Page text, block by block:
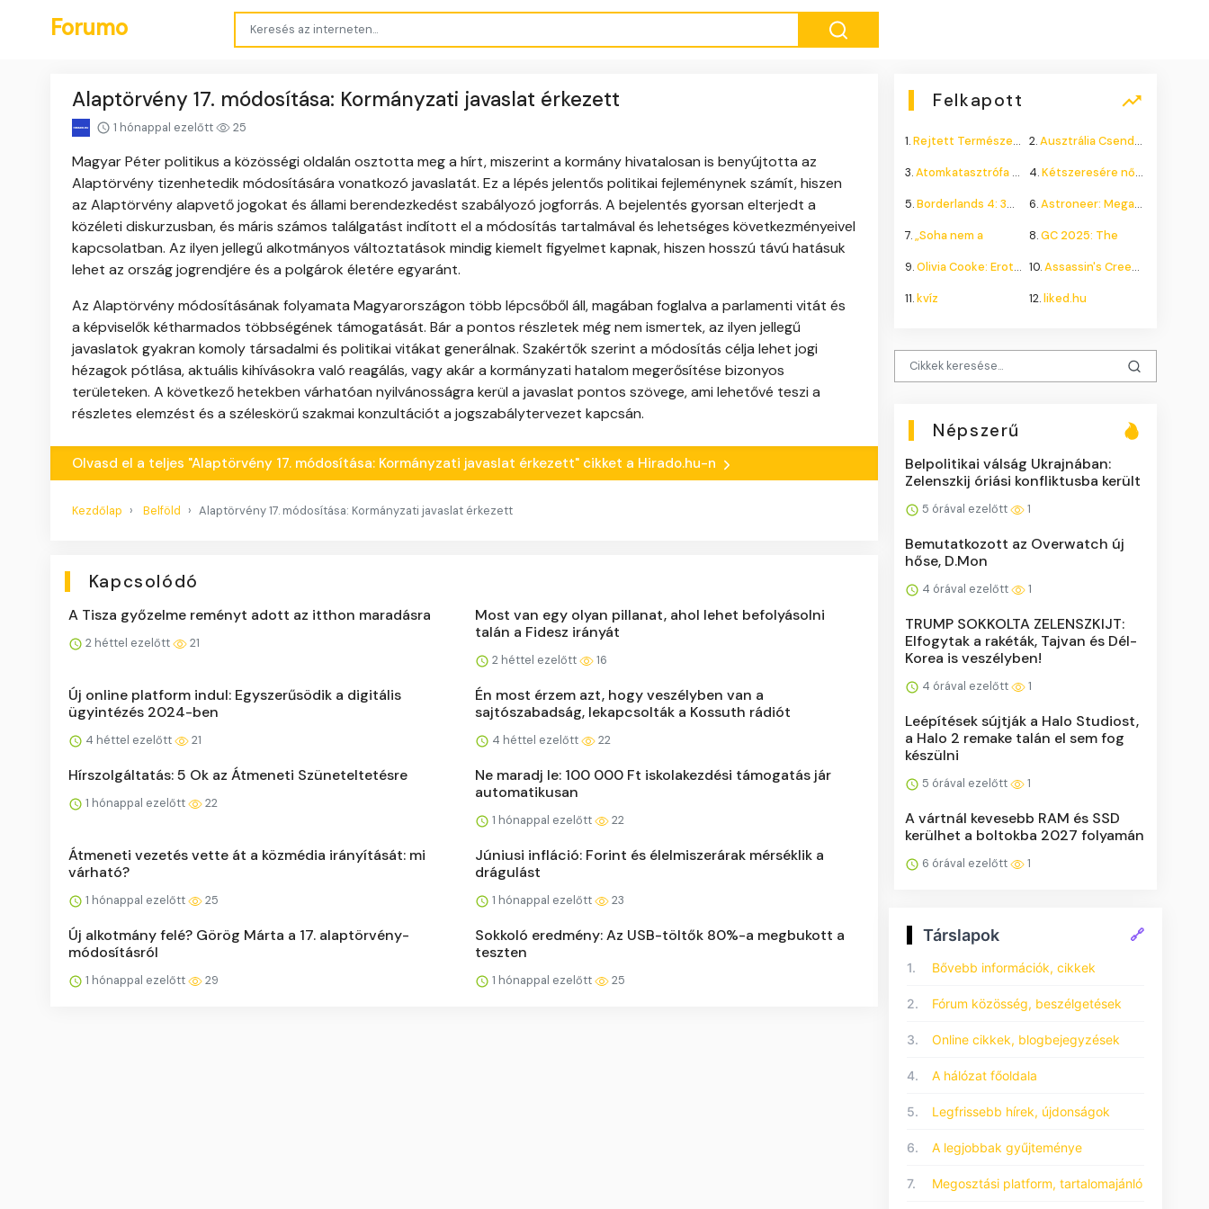
Forumo
Alaptörvény 17. módosítása: Kormányzati javaslat érkezett
1 hónappal ezelőtt 25
Magyar Péter politikus a közösségi oldalán osztotta meg a hírt, miszerint a kormány hivatalosan is benyújtotta az
Alaptörvény tizenhetedik módosítására vonatkozó javaslatát. Ez a lépés jelentős politikai fejleménynek számít, hiszen
az Alaptörvény alapvető jogokat és állami berendezkedést szabályozó jogforrás. A bejelentés gyorsan elterjedt a
közéleti diskurzusban, és máris számos találgatást indított el a módosítás tartalmával és lehetséges következményeivel
kapcsolatban. Az ilyen jellegű alkotmányos változtatások mindig kiemelt figyelmet kapnak, hiszen hosszú távú hatásuk
lehet az ország jogrendjére és a polgárok életére egyaránt.
Az Alaptörvény módosításának folyamata Magyarországon több lépcsőből áll, magában foglalva a parlamenti vitát és
a képviselők kétharmados többségének támogatását. Bár a pontos részletek még nem ismertek, az ilyen jellegű
javaslatok gyakran komoly társadalmi és politikai vitákat generálnak. Szakértők szerint a módosítás célja lehet jogi
hézagok pótlása, aktuális kihívásokra való reagálás, vagy akár a kormányzati hatalom megerősítése bizonyos
területeken. A következő hetekben várhatóan nyilvánosságra kerül a javaslat pontos szövege, ami lehetővé teszi a
részletes elemzést és a széleskörű szakmai konzultációt a jogszabálytervezet kapcsán.
Olvasd el a teljes "Alaptörvény 17. módosítása: Kormányzati javaslat érkezett" cikket a Hirado.hu-n
Kezdőlap Belföld Alaptörvény 17. módosítása: Kormányzati javaslat érkezett
Kapcsolódó
A Tisza győzelme reményt adott az itthon maradásra
2 héttel ezelőtt 21
Most van egy olyan pillanat, ahol lehet befolyásolni
talán a Fidesz irányát
2 héttel ezelőtt 16
Új online platform indul: Egyszerűsödik a digitális
ügyintézés 2024-ben
4 héttel ezelőtt 21
Én most érzem azt, hogy veszélyben van a
sajtószabadság, lekapcsolták a Kossuth rádiót
4 héttel ezelőtt 22
Hírszolgáltatás: 5 Ok az Átmeneti Szüneteltetésre
1 hónappal ezelőtt 22
Ne maradj le: 100 000 Ft iskolakezdési támogatás jár
automatikusan
1 hónappal ezelőtt 22
Átmeneti vezetés vette át a közmédia irányítását: mi
várható?
1 hónappal ezelőtt 25
Júniusi infláció: Forint és élelmiszerárak mérséklik a
drágulást
1 hónappal ezelőtt 23
Új alkotmány felé? Görög Márta a 17. alaptörvény-
módosításról
1 hónappal ezelőtt 29
Sokkoló eredmény: Az USB-töltők 80%-a megbukott a
teszten
1 hónappal ezelőtt 25
Felkapott
1.Rejtett Természeti Csoda 2.Ausztrália Csendes Összeomlása
3.Atomkatasztrófa 1985: A 4.Kétszeresére nőhet a
5.Borderlands 4: 300.000+ 6.Astroneer: Megatech DLC
7.„Soha nem a 8.GC 2025: The
9.Olivia Cooke: Erotikus 10.Assassin's Creed Shadows
11.kvíz 12.liked.hu
Népszerű
Belpolitikai válság Ukrajnában:
Zelenszkij óriási konfliktusba került
5 órával ezelőtt 1
Bemutatkozott az Overwatch új
hőse, D.Mon
4 órával ezelőtt 1
TRUMP SOKKOLTA ZELENSZKIJT:
Elfogytak a rakéták, Tajvan és Dél-
Korea is veszélyben!
4 órával ezelőtt 1
Leépítések sújtják a Halo Studiost,
a Halo 2 remake talán el sem fog
készülni
5 órával ezelőtt 1
A vártnál kevesebb RAM és SSD
kerülhet a boltokba 2027 folyamán
6 órával ezelőtt 1
Társlapok 🔗
1. Bővebb információk, cikkek
2. Fórum közösség, beszélgetések
3. Online cikkek, blogbejegyzések
4. A hálózat főoldala
5. Legfrissebb hírek, újdonságok
6. A legjobbak gyűjteménye
7. Megosztási platform, tartalomajánló